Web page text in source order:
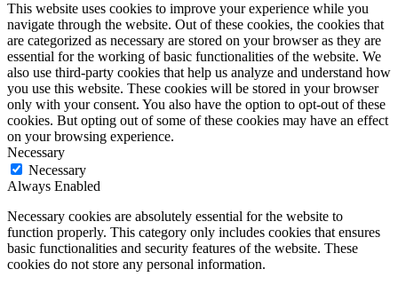
This website uses cookies to improve your experience while you
navigate through the website. Out of these cookies, the cookies that
are categorized as necessary are stored on your browser as they are
essential for the working of basic functionalities of the website. We
also use third-party cookies that help us analyze and understand how
you use this website. These cookies will be stored in your browser
only with your consent. You also have the option to opt-out of these
cookies. But opting out of some of these cookies may have an effect
on your browsing experience.
Necessary
Necessary
Always Enabled
Necessary cookies are absolutely essential for the website to
function properly. This category only includes cookies that ensures
basic functionalities and security features of the website. These
cookies do not store any personal information.